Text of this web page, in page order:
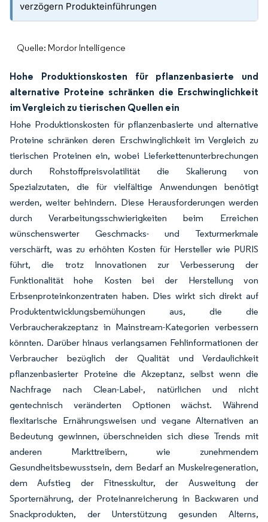
verzögern Produkteinführungen
Quelle: Mordor Intelligence
Hohe Produktionskosten für pflanzenbasierte und
alternative Proteine schränken die Erschwinglichkeit
im Vergleich zu tierischen Quellen ein
Hohe Produktionskosten für pflanzenbasierte und alternative
Proteine schränken deren Erschwinglichkeit im Vergleich zu
tierischen Proteinen ein, wobei Lieferkettenunterbrechungen
durch Rohstoffpreisvolatilität die Skalierung von
Spezialzutaten, die für vielfältige Anwendungen benötigt
werden, weiter behindern. Diese Herausforderungen werden
durch Verarbeitungsschwierigkeiten beim Erreichen
wünschenswerter Geschmacks- und Texturmerkmale
verschärft, was zu erhöhten Kosten für Hersteller wie PURIS
führt, die trotz Innovationen zur Verbesserung der
Funktionalität hohe Kosten bei der Herstellung von
Erbsenproteinkonzentraten haben. Dies wirkt sich direkt auf
Produktentwicklungsbemühungen aus, die die
Verbraucherakzeptanz in Mainstream-Kategorien verbessern
könnten. Darüber hinaus verlangsamen Fehlinformationen der
Verbraucher bezüglich der Qualität und Verdaulichkeit
pflanzenbasierter Proteine die Akzeptanz, selbst wenn die
Nachfrage nach Clean-Label-, natürlichen und nicht
gentechnisch veränderten Optionen wächst. Während
flexitarische Ernährungsweisen und vegane Alternativen an
Bedeutung gewinnen, überschneiden sich diese Trends mit
anderen Markttreibern, wie zunehmendem
Gesundheitsbewusstsein, dem Bedarf an Muskelregeneration,
dem Aufstieg der Fitnesskultur, der Ausweitung der
Sporternährung, der Proteinanreicherung in Backwaren und
Snackprodukten, der Unterstützung gesunden Alterns,